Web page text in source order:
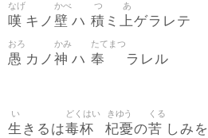
嘆
なげ
キノ 壁
かべ
ハ 積
つ
ミ 上
あ
ゲラレテ
愚
おろ
カノ 神
かみ
ハ 奉
たてまつ
ラレル
生
い
きるは毒杯
どくはい
杞憂
きゆう
の苦
くる
しみを